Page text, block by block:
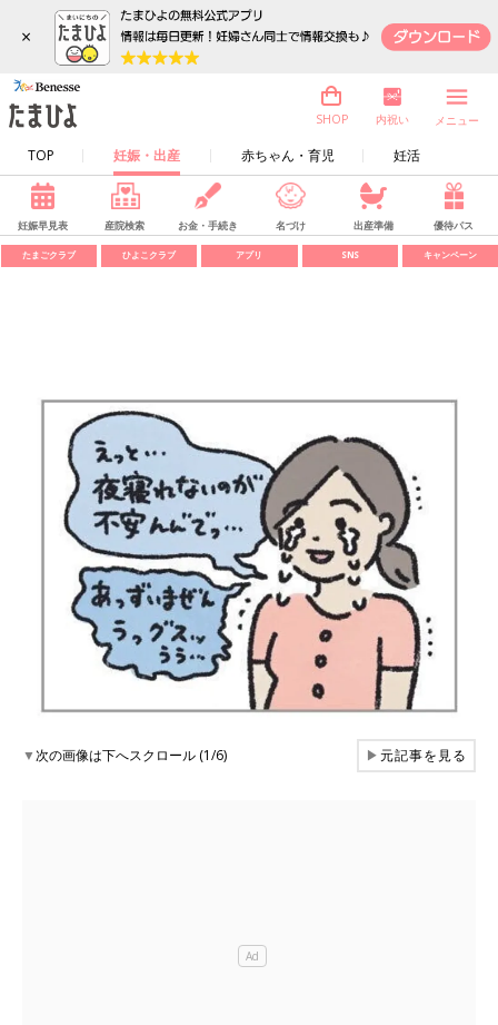
×
TOP 妊娠・出産 赤ちゃん・育児 妊活
SHOP 内祝い メニュー
妊娠早見表 産院検索 お金・手続き 名づけ 出産準備 優待パス
たまごクラブ ひよこクラブ アプリ SNS キャンペーン
▼次の画像は下へスクロール (1/6) ▶元記事を見る